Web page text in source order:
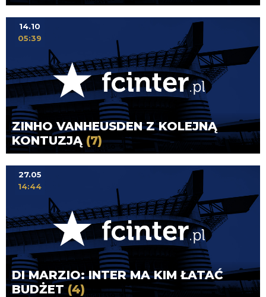
ZINHO VANHEUSDEN Z KOLEJNĄ
KONTUZJĄ (7)
14.10
05:39
DI MARZIO: INTER MA KIM ŁATAĆ
BUDŻET(4)
27.05
14:44